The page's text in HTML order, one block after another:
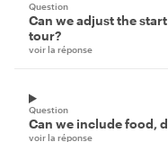
Question
Can we adjust the
tour?
voir la réponse
Question
Can we include food,
voir la réponse